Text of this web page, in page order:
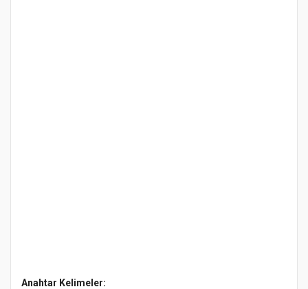
Anahtar Kelimeler: